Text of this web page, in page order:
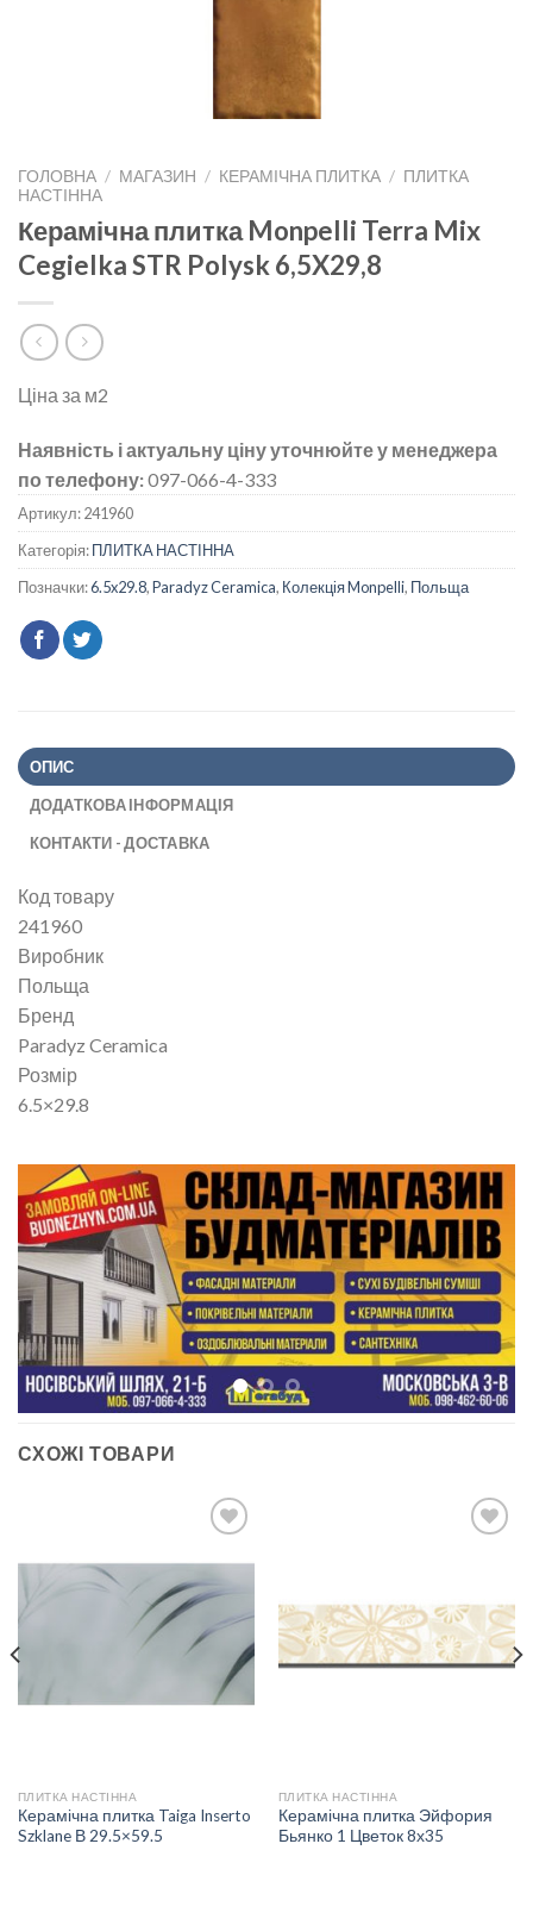
ГОЛОВНА / МАГАЗИН / КЕРАМІЧНА ПЛИТКА / ПЛИТКА
НАСТІННА
Керамічна плитка Monpelli Terra Mix
Cegielka STR Polysk 6,5X29,8
Ціна за м2
Наявність і актуальну ціну уточнюйте у менеджера
по телефону:097-066-4-333
Артикул:241960
Категорія:ПЛИТКА НАСТІННА
Позначки:6.5x29.8,Paradyz Ceramica, Колекція Monpelli, Польща
ОПИС
ДОДАТКОВА ІНФОРМАЦІЯ
КОНТАКТИ - ДОСТАВКА
Код товару
241960
Виробник
Польща
Бренд
Paradyz Ceramica
Розмір
6.5×29.8
СХОЖІ ТОВАРИ
ДОДАТИ
СПИСКУ
ПЛИТКА НАСТІННА
Керамічна плитка Taiga Inserto
Szklane В 29.5×59.5
ДО
СПИСКУ
БАЖАНЬ
ПЛИТКА НАСТІННА
Керамічна плитка Эйфория
Бьянко 1 Цветок 8х35